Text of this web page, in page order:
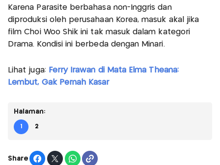
Karena Parasite berbahasa non-Inggris dan
diproduksi oleh perusahaan Korea, masuk akal jika
film Choi Woo Shik ini tak masuk dalam kategori
Drama. Kondisi ini berbeda dengan Minari.
Lihat juga: Ferry Irawan di Mata Elma Theana:
Lembut, Gak Pernah Kasar
Halaman:
1 2
Share